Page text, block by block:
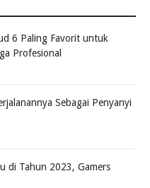
6 Paling Favorit untuk
Profesional
Sebagai Penyanyi
di Tahun 2023, Gamers